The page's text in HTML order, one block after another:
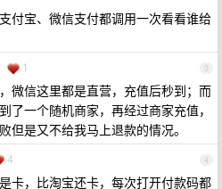
付宝、微信支付都调用一次看看谁给
3
1
微信这里都是直营，充值后秒到；而
了一个随机商家，再经过商家充值，
但是又不给我马上退款的情况。
4
4
卡，比淘宝还卡，每次打开付款码都